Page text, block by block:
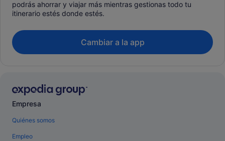
podrás ahorrar y viajar más mientras gestionas todo tu
itinerario estés donde estés.
Cambiar a la app
Empresa
Quiénes somos
Empleo